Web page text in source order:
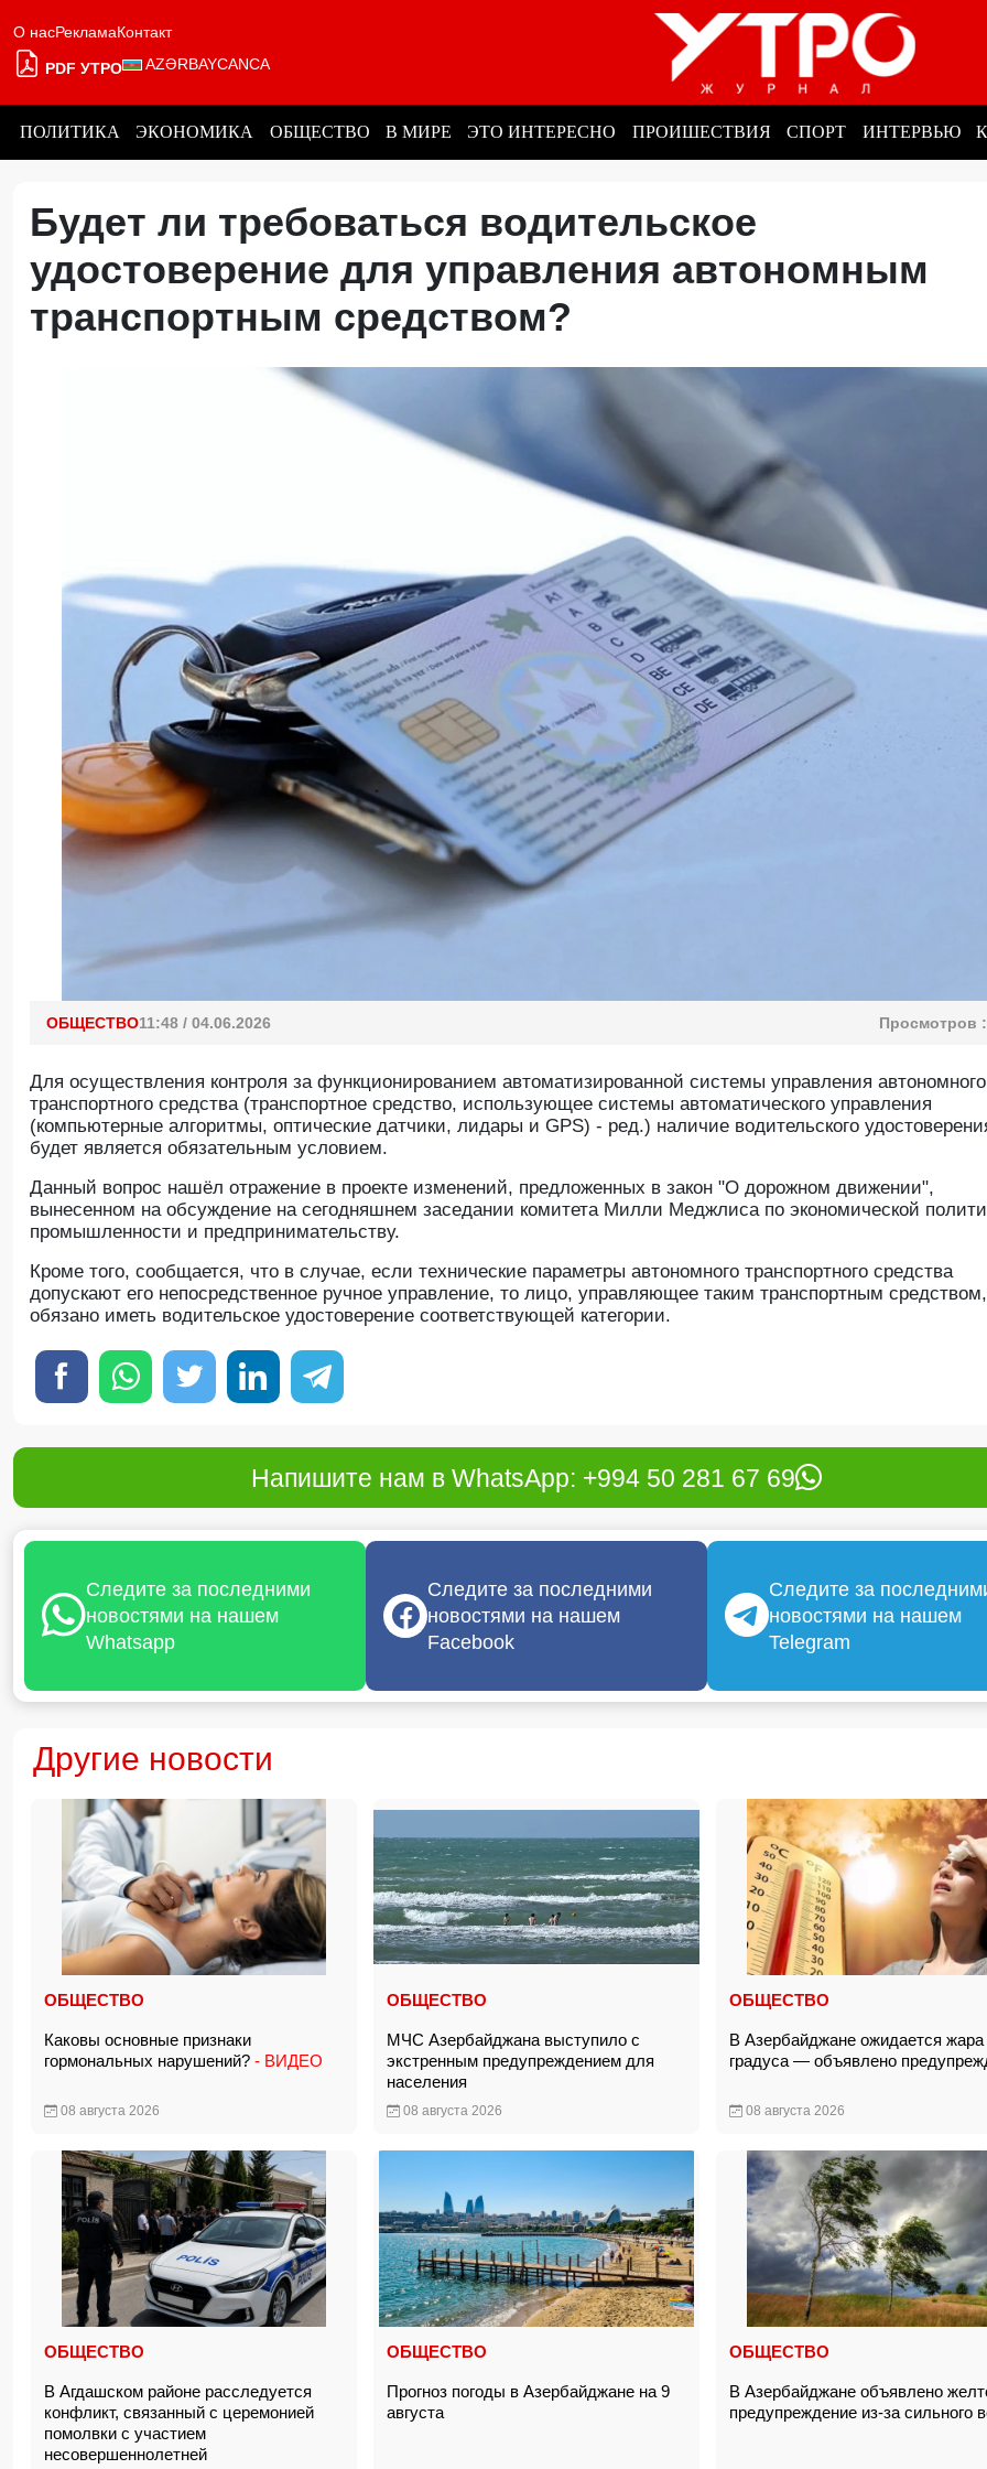
О насРекламаКонтакт
PDF УТРО AZƏRBAYCANCA
ПОЛИТИКА ЭКОНОМИКА ОБЩЕСТВО В МИРЕ ЭТО ИНТЕРЕСНО ПРОИШЕСТВИЯ СПОРТ ИНТЕРВЬЮ
Будет ли требоваться водительское
удостоверение для управления автономным
транспортным средством?
ОБЩЕСТВО11:48 / 04.06.2026 Просмотров :
Для осуществления контроля за функционированием автоматизированной системы управления автономного
транспортного средства (транспортное средство, использующее системы автоматического управления
(компьютерные алгоритмы, оптические датчики, лидары и GPS) - ред.) наличие водительского
будет является обязательным условием.
Данный вопрос нашёл отражение в проекте изменений, предложенных в закон "О дорожном движении",
вынесенном на обсуждение на сегодняшнем заседании комитета Милли Меджлиса по экономической
промышленности и предпринимательству.
Кроме того, сообщается, что в случае, если технические параметры автономного транспортного средства
допускают его непосредственное ручное управление, то лицо, управляющее таким транспортным средством,
обязано иметь водительское удостоверение соответствующей категории.
Напишите нам в WhatsApp: +994 50 281 67 69
Следите за последними
новостями на нашем
Whatsapp
Следите за последними
новостями на нашем
Facebook
Следите за
новостями на нашем
Telegram
Другие новости
ОБЩЕСТВО
Каковы основные признаки
гормональных нарушений? - ВИДЕО
08 августа 2026
ОБЩЕСТВО
МЧС Азербайджана выступило с
экстренным предупреждением для
населения
08 августа 2026
ОБЩЕСТВО
В Азербайджане ожидается жара
градуса — объявлено
08 августа 2026
ОБЩЕСТВО
В Агдашском районе расследуется
конфликт, связанный с церемонией
помолвки с участием
несовершеннолетней
ОБЩЕСТВО
Прогноз погоды в Азербайджане на 9
августа
ОБЩЕСТВО
В Азербайджане объявлено
предупреждение из-за сильного